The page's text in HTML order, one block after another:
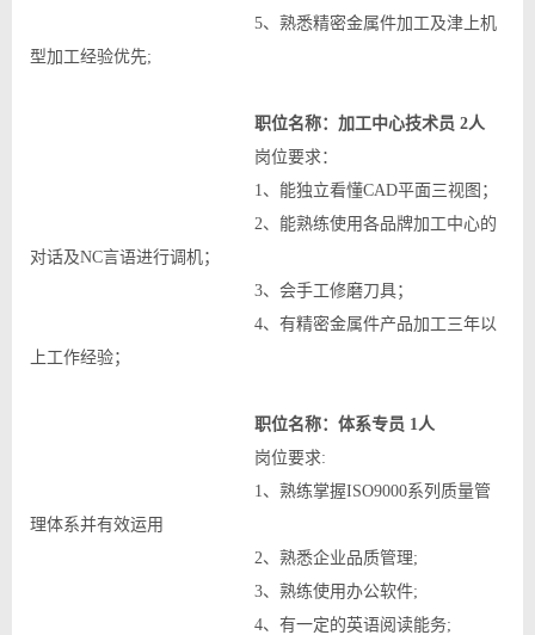
5、熟悉精密金属件加工及津上机
型加工经验优先;
职位名称：加工中心技术员 2人
岗位要求：
1、能独立看懂CAD平面三视图；
2、能熟练使用各品牌加工中心的
对话及NC言语进行调机；
3、会手工修磨刀具；
4、有精密金属件产品加工三年以
上工作经验；
职位名称：体系专员 1人
岗位要求:
1、熟练掌握ISO9000系列质量管
理体系并有效运用
2、熟悉企业品质管理;
3、熟练使用办公软件;
4、有一定的英语阅读能务;